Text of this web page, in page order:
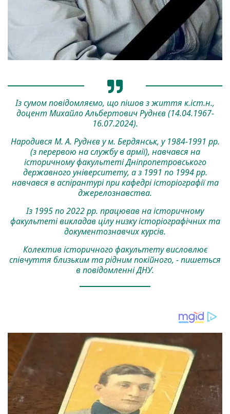
Із сумом повідомляємо, що пішов з життя к.іст.н.,
доцент Михайло Альбертович Руднєв (14.04.1967-
16.07.2024).
Народився М. А. Руднєв у м. Бердянськ, у 1984-1991 рр.
(з перервою на службу в армії), навчався на
історичному факультеті Дніпропетровського
державного університету, а з 1991 по 1994 рр.
навчався в аспірантурі при кафедрі історіографії та
джерелознавства.
Із 1995 по 2022 рр. працював на історичному
факультеті викладав цілу низку історіографічних та
документознавчих курсів.
Колектив історичного факультету висловлює
співчуття близьким та рідним покійного, - пишеться
в повідомленні ДНУ.